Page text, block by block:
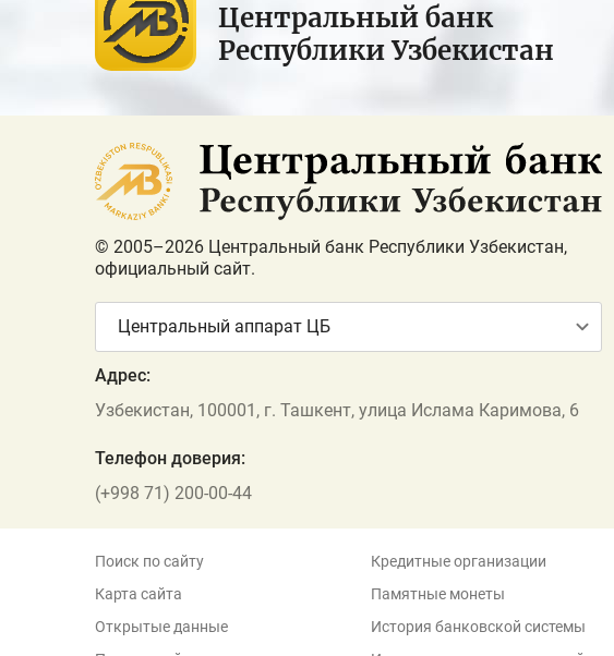
Центральный банк
Республики Узбекистан
© 2005–2026 Центральный банк Республики Узбекистан,
официальный сайт.
Центральный аппарат ЦБ
Адрес:
Узбекистан, 100001, г. Ташкент, улица Ислама Каримова, 6
Телефон доверия:
(+998 71) 200-00-44
Поиск по сайту
Карта сайта
Открытые данные
Кредитные организации
Памятные монеты
История банковской системы